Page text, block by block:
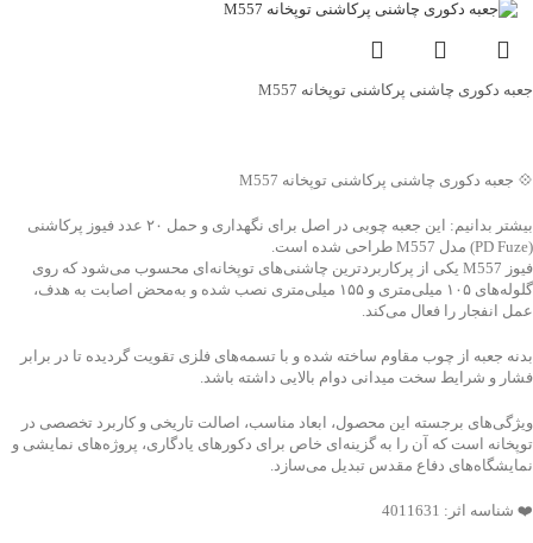
جعبه دکوری چاشنی پرکاشنی توپخانه M557
💠 جعبه دکوری چاشنی پرکاشنی توپخانه M557
بیشتر بدانیم: این جعبه چوبی در اصل برای نگهداری و حمل ۲۰ عدد فیوز پرکاشنی
(PD Fuze) مدل M557 طراحی شده است.
فیوز M557 یکی از پرکاربردترین چاشنی‌های توپخانه‌ای محسوب می‌شود که روی
گلوله‌های ۱۰۵ میلی‌متری و ۱۵۵ میلی‌متری نصب شده و به‌محض اصابت به هدف،
عمل انفجار را فعال می‌کند.
بدنه جعبه از چوب مقاوم ساخته شده و با تسمه‌های فلزی تقویت گردیده تا در برابر
فشار و شرایط سخت میدانی دوام بالایی داشته باشد.
ویژگی‌های برجسته این محصول، ابعاد مناسب، اصالت تاریخی و کاربرد تخصصی در
توپخانه است که آن را به گزینه‌ای خاص برای دکورهای یادگاری، پروژه‌های نمایشی و
نمایشگاه‌های دفاع مقدس تبدیل می‌سازد.
❤️ شناسه اثر: 4011631